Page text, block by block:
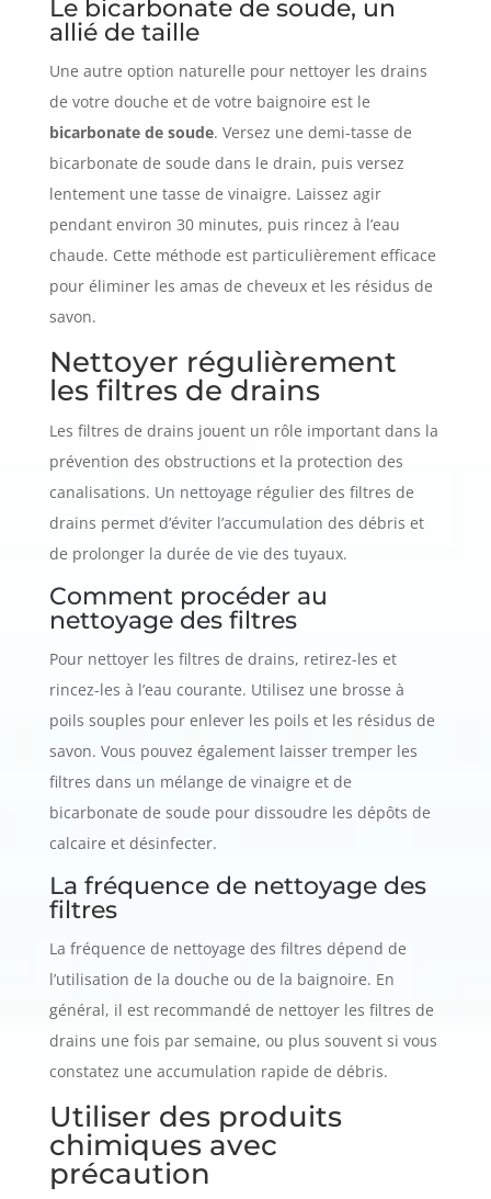
Le bicarbonate de soude, un
allié de taille
Une autre option naturelle pour nettoyer les drains
de votre douche et de votre baignoire est le
bicarbonate de soude. Versez une demi-tasse de
bicarbonate de soude dans le drain, puis versez
lentement une tasse de vinaigre. Laissez agir
pendant environ 30 minutes, puis rincez à l’eau
chaude. Cette méthode est particulièrement efficace
pour éliminer les amas de cheveux et les résidus de
savon.
Nettoyer régulièrement
les filtres de drains
Les filtres de drains jouent un rôle important dans la
prévention des obstructions et la protection des
canalisations. Un nettoyage régulier des filtres de
drains permet d’éviter l’accumulation des débris et
de prolonger la durée de vie des tuyaux.
Comment procéder au
nettoyage des filtres
Pour nettoyer les filtres de drains, retirez-les et
rincez-les à l’eau courante. Utilisez une brosse à
poils souples pour enlever les poils et les résidus de
savon. Vous pouvez également laisser tremper les
filtres dans un mélange de vinaigre et de
bicarbonate de soude pour dissoudre les dépôts de
calcaire et désinfecter.
La fréquence de nettoyage des
filtres
La fréquence de nettoyage des filtres dépend de
l’utilisation de la douche ou de la baignoire. En
général, il est recommandé de nettoyer les filtres de
drains une fois par semaine, ou plus souvent si vous
constatez une accumulation rapide de débris.
Utiliser des produits
chimiques avec
précaution